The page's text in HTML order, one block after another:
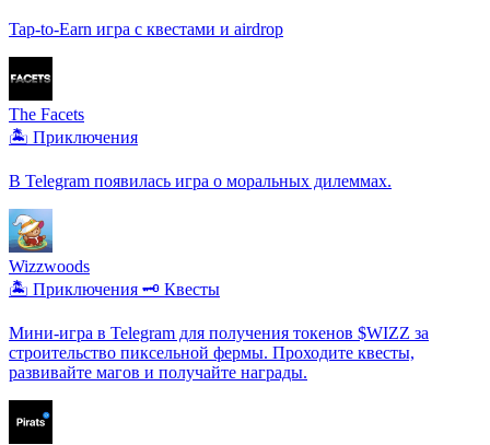
Tap-to-Earn игра с квестами и airdrop
The Facets
🏝️ Приключения
В Telegram появилась игра о моральных дилеммах.
Wizzwoods
🏝️ Приключения 🗝️ Квесты
Мини-игра в Telegram для получения токенов $WIZZ за
строительство пиксельной фермы. Проходите квесты,
развивайте магов и получайте награды.